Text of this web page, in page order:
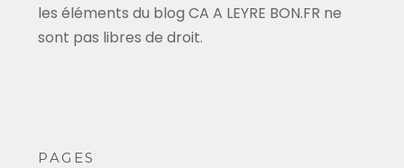
les éléments du blog CA A LEYRE BON.FR ne
sont pas libres de droit.
PAGES